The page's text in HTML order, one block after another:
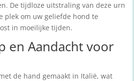
De tijdloze uitstraling van deze urn
plek om uw geliefde hond te
in moeilijke tijden.
en Aandacht voor
de hand gemaakt in Italië, wat